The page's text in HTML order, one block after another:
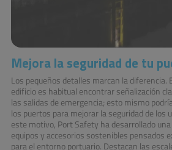
Mejora la seguridad de tu
Los pequeños detalles marcan la diferencia.
edificio es habitual encontrar señalización
las salidas de emergencia; esto mismo
los puertos para mejorar la seguridad de los
este motivo, Port Safety ha desarrollado
equipos y accesorios sostenibles pensados
para el entorno portuario. Destacan las